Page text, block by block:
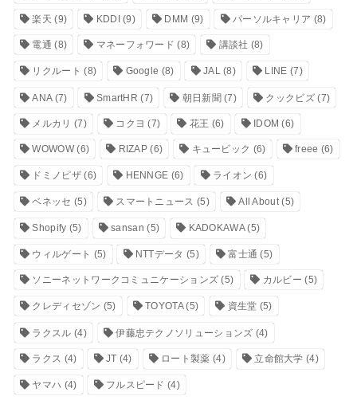
楽天 (9) KDDI(9) DMM (9) パーソルキャリア (8)
電通 (8) マネーフォワード (8) 講談社 (8)
リクルート (8) Google (8) JAL(8) LINE (7)
ANA(7) SmartHR (7) 朝日新聞 (7) クックビズ(7)
メルカリ (7) コクヨ (7) 花王 (6) IDOM (6)
WOWOW(6) RIZAP (6) キュービック (6) freee (6)
ドミノピザ(6) HENNGE (6) ライオン (6)
ベネッセ (5) スマートニュース (5) All About(5)
Shopify (5) sansan (5) KADOKAWA(5)
ウィルゲート (5) NTTデータ (5) 富士通 (5)
ソニーネットワークコミュニケーションズ (5) カルビー (5)
クレディセゾン (5) TOYOTA(5) 資生堂 (5)
ラクスル (4) 伊藤忠テクノソリューションズ (4)
ラクス (4) JT (4) ロート製薬 (4) 立命館大学 (4)
ヤマハ (4) フルスピード (4)